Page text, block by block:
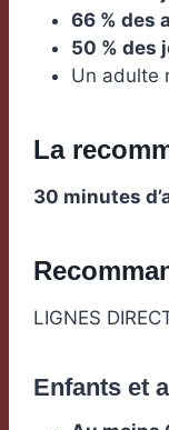
66 % des
50 % des
Un adulte
La
30 minutes
LIGNES
Enfants et